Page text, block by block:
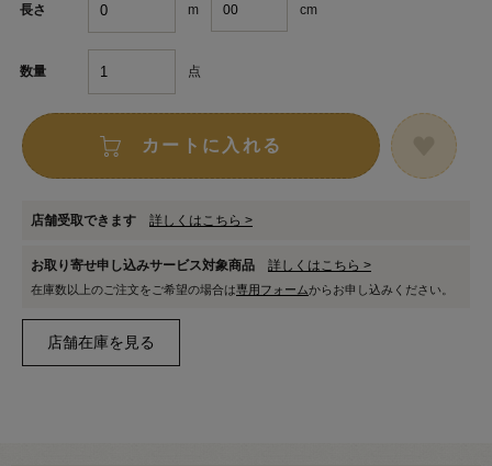
長さ m cm
数量 点
カートに入れる
店舗受取できます 詳しくはこちら >
お取り寄せ申し込みサービス対象商品 詳しくはこちら >
在庫数以上のご注文をご希望の場合は専用フォームからお申し込みください。